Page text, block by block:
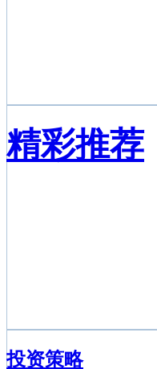
精彩推荐
投资策略